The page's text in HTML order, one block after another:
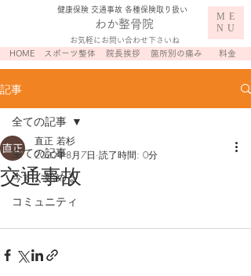
お気軽にお問い合わせ下さいね
わか整骨院
​健康保険 交通事故 各種保険取り扱い
ME
NU
スポーツ整体 院長挨拶 箇所別の痛み
HOME 料金
記事
全ての記事
今すぐ始める
コミュニティ
全ての記事
交通事故
直正 若杉
2020年8月7日 読了時間: 0分